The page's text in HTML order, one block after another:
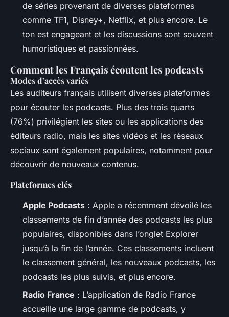
de séries provenant de diverses plateformes
comme TF1, Disney+, Netflix, et plus encore. Le
ton est engageant et les discussions sont souvent
humoristiques et passionnées.
Comment les Français écoutent les podcasts
Modes d’accès variés
Les auditeurs français utilisent diverses plateformes
pour écouter les podcasts. Plus des trois quarts
(76%) privilégient les sites ou les applications des
éditeurs radio, mais les sites vidéos et les réseaux
sociaux sont également populaires, notamment pour
découvrir de nouveaux contenus.
Plateformes clés
Apple Podcasts : Apple a récemment dévoilé les
classements de fin d’année des podcasts les plus
populaires, disponibles dans l’onglet Explorer
jusqu’à la fin de l’année. Ces classements incluent
le classement général, les nouveaux podcasts, les
podcasts les plus suivis, et plus encore.
Radio France : L’application de Radio France
accueille une large gamme de podcasts, y